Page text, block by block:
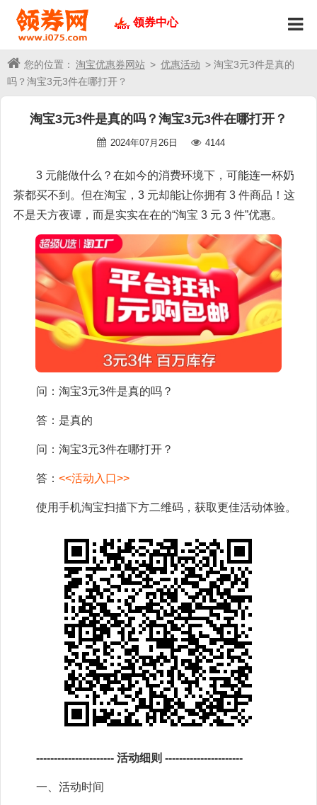
领券中心
您的位置： 淘宝优惠券网站 > 优惠活动 > 淘宝3元3件是真的
吗？淘宝3元3件在哪打开？
淘宝3元3件是真的吗？淘宝3元3件在哪打开？
2024年07月26日 4144
3 元能做什么？在如今的消费环境下，可能连一杯奶
茶都买不到。但在淘宝，3 元却能让你拥有 3 件商品！这
不是天方夜谭，而是实实在在的“淘宝 3 元 3 件”优惠。
问：淘宝3元3件是真的吗？
答：是真的
问：淘宝3元3件在哪打开？
答： <<活动入口>>
使用手机淘宝扫描下方二维码，获取更佳活动体验。
---------------------- 活动细则 ----------------------
一、活动时间